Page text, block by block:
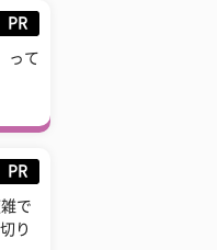
PR
って
PR
で
り